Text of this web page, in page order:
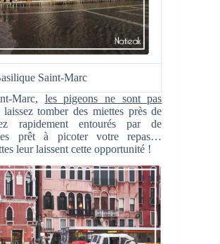
Saint-Marc
Marc, les pigeons ne sont pas
tomber des miettes près de
rapidement entourés par de
prêt à picoter votre repas…
leur laissent cette opportunité !